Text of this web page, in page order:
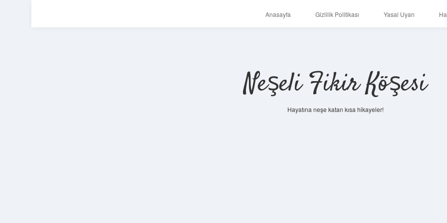
Anasayfa Gizlilik Politikası Yasal Uyarı
Neşeli Fikir Köşesi
Hayatına neşe katan kısa hikayeler!